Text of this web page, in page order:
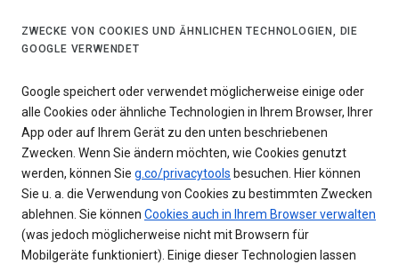
ZWECKE VON COOKIES UND ÄHNLICHEN TECHNOLOGIEN, DIE
GOOGLE VERWENDET
Google speichert oder verwendet möglicherweise einige oder
alle Cookies oder ähnliche Technologien in Ihrem Browser, Ihrer
App oder auf Ihrem Gerät zu den unten beschriebenen
Zwecken. Wenn Sie ändern möchten, wie Cookies genutzt
werden, können Sie g.co/privacytools besuchen. Hier können
Sie u. a. die Verwendung von Cookies zu bestimmten Zwecken
ablehnen. Sie können Cookies auch in Ihrem Browser verwalten
(was jedoch möglicherweise nicht mit Browsern für
Mobilgeräte funktioniert). Einige dieser Technologien lassen